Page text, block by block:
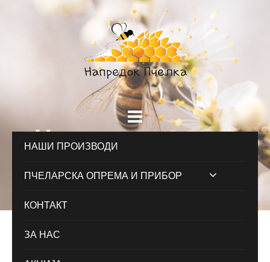
НАШИ ПРОИЗВОДИ
ПЧЕЛАРСКА ОПРЕМА И ПРИБОР
КОНТАКТ
ЗА НАС
Наши производи
Почетна/ / Наши производи